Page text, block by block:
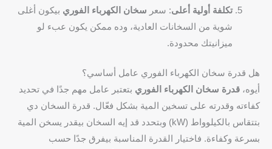
تكلفة أولية أعلى: سعر سخان الكهرباء الفوري بيكون أغلى
شوية من السخانات العادية، وده ممكن يكون عبء لو
ميزانيتك محدودة.
هل قدرة سخان الكهرباء الفوري عامل أساسي؟
أيوه، قدرة سخان الكهرباء الفوري بتعتبر عامل مهم جدًا في تحديد
كفاءته وقدرته على تسخين المية بشكل فعّال. قدرة السخان دي
بتتقاس بالكيلوواط (kW) وبتحدد قد إيه السخان بيقدر يسخن المية
بسرعة وكفاءة. فاختيار القدرة المناسبة بيفرق جدًا حسب